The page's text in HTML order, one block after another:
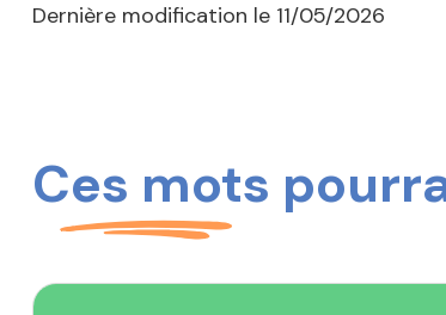
Dernière modification le 11/05/2026
Ces mots